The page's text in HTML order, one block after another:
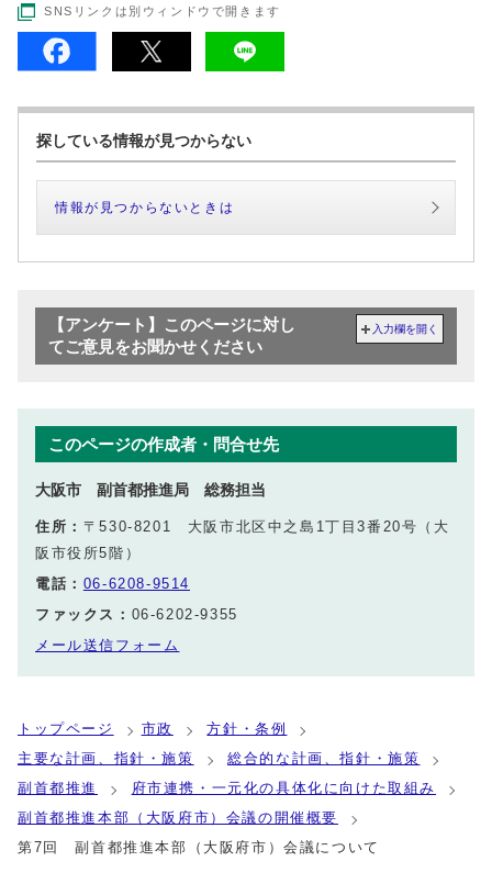
SNSリンクは別ウィンドウで開きます
探している情報が見つからない
情報が見つからないときは
【アンケート】このページに対し
てご意見をお聞かせください
入力欄を開く
このページの作成者・問合せ先
大阪市 副首都推進局 総務担当
住所： 〒530-8201 大阪市北区中之島1丁目3番20号（大
阪市役所5階）
電話： 06-6208-9514
ファックス： 06-6202-9355
メール送信フォーム
トップページ 市政
方針・条例
主要な計画、指針・施策
総合的な計画、指針・施策
副首都推進
府市連携・一元化の具体化に向けた取組み
副首都推進本部（大阪府市）会議の開催概要
第7回 副首都推進本部（大阪府市）会議について